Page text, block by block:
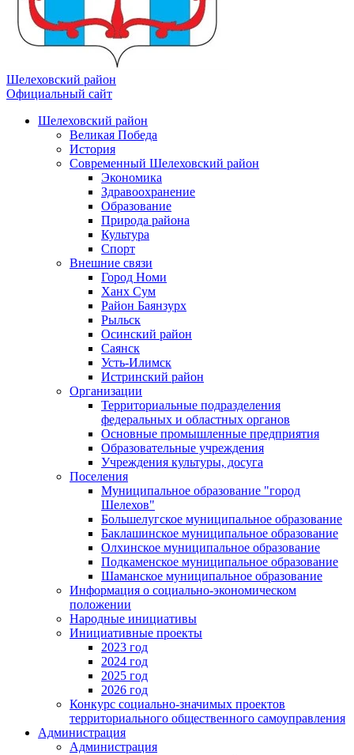
Шелеховский район
Официальный сайт
Шелеховский район
Великая Победа
История
Современный Шелеховский район
Экономика
Здравоохранение
Образование
Природа района
Культура
Спорт
Внешние связи
Город Номи
Ханх Сум
Район Баянзурх
Рыльск
Осинский район
Саянск
Усть-Илимск
Истринский район
Организации
Территориальные подразделения
федеральных и областных органов
Основные промышленные предприятия
Образовательные учреждения
Учреждения культуры, досуга
Поселения
Муниципальное образование "город
Шелехов"
Большелугское муниципальное образование
Баклашинское муниципальное образование
Олхинское муниципальное образование
Подкаменское муниципальное образование
Шаманское муниципальное образование
Информация о социально-экономическом
положении
Народные инициативы
Инициативные проекты
2023 год
2024 год
2025 год
2026 год
Конкурс социально-значимых проектов
территориального общественного самоуправления
Администрация
Администрация